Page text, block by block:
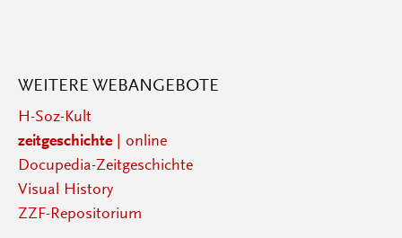
WEITERE WEBANGEBOTE
H-Soz-Kult
zeitgeschichte| online
Docupedia-Zeitgeschichte
Visual History
ZZF-Repositorium